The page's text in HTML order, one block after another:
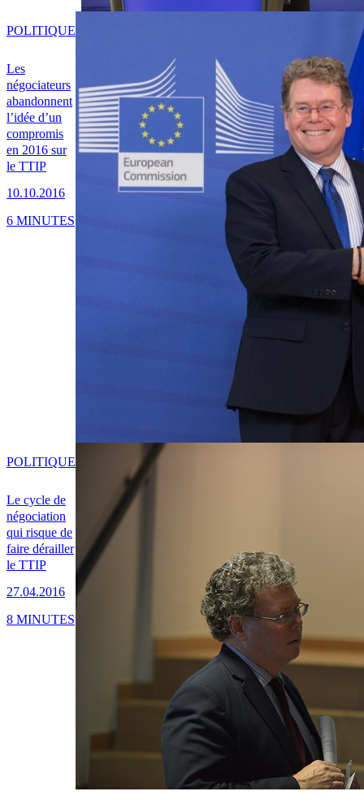
Les
négociateurs
abandonnent
l’idée d’un
compromis
en 2016 sur
le TTIP
10.10.2016
POLITIQUE
6 MINUTES
Le cycle de
négociation
qui risque de
faire dérailler
le TTIP
27.04.2016
POLITIQUE
8 MINUTES